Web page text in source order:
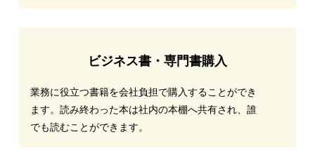
ビジネス書・専門書購入
業務に役立つ書籍を会社負担で購入することができ
ます。読み終わった本は社内の本棚へ共有され、誰
でも読むことができます。